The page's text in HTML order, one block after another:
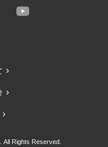
Rights Reserved.